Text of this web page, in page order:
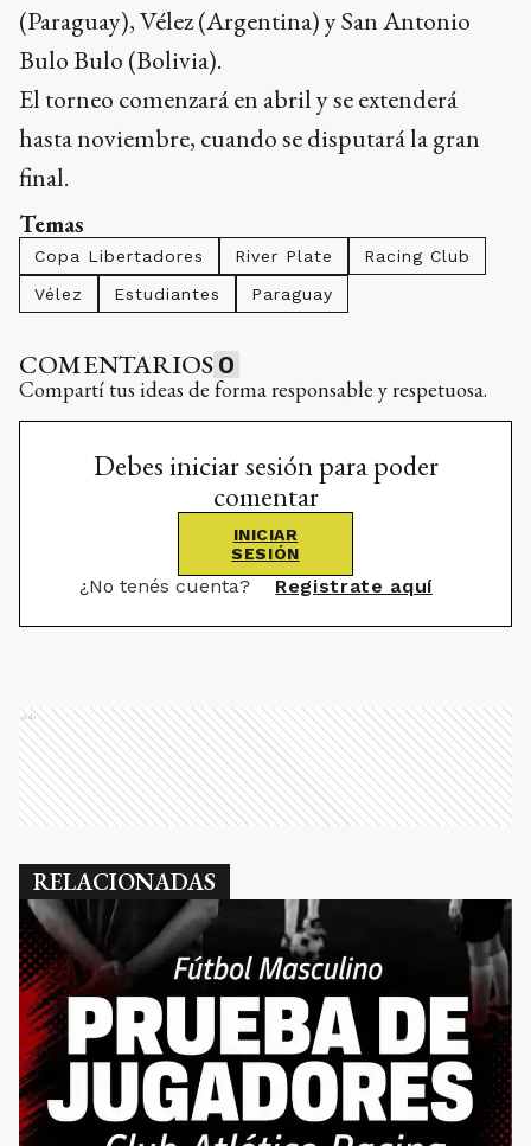
(Paraguay), Vélez (Argentina) y San Antonio
Bulo Bulo (Bolivia).
El torneo comenzará en abril y se extenderá
hasta noviembre, cuando se disputará la gran
final.
Temas
Copa Libertadores River Plate
Racing Club
Vélez
Estudiantes Paraguay
COMENTARIOS 0
Compartí tus ideas de forma responsable y respetuosa.
Debes iniciar sesión para poder
comentar
INICIAR
SESIÓN
¿No tenés cuenta? Registrate aquí
Ads
RELACIONADAS